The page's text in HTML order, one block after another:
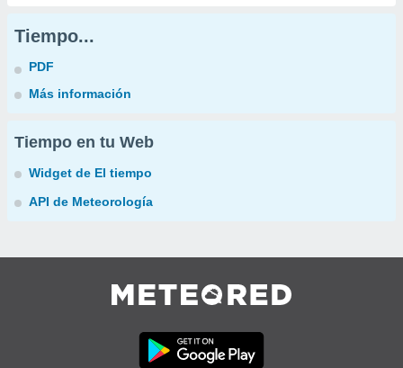
Tiempo...
PDF
Más información
Tiempo en tu Web
Widget de El tiempo
API de Meteorología